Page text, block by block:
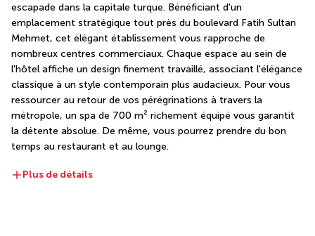
escapade dans la capitale turque. Bénéficiant d'un
emplacement stratégique tout près du boulevard Fatih Sultan
Mehmet, cet élégant établissement vous rapproche de
nombreux centres commerciaux. Chaque espace au sein de
l'hôtel affiche un design finement travaillé, associant l'élégance
classique à un style contemporain plus audacieux. Pour vous
ressourcer au retour de vos pérégrinations à travers la
métropole, un spa de 700 m² richement équipé vous garantit
la détente absolue. De même, vous pourrez prendre du bon
temps au restaurant et au lounge.
Plus de détails